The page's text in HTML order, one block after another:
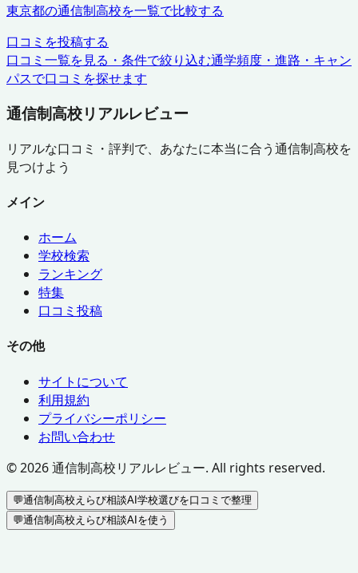
東京都の通信制高校を一覧で比較する
口コミを投稿する
口コミ一覧を見る・条件で絞り込む通学頻度・進路・キャン
パスで口コミを探せます
通信制高校リアルレビュー
リアルな口コミ・評判で、あなたに本当に合う通信制高校を
見つけよう
メイン
ホーム
学校検索
ランキング
特集
口コミ投稿
その他
サイトについて
利用規約
プライバシーポリシー
お問い合わせ
©2026通信制高校リアルレビュー. All rights reserved.
💬通信制高校えらび相談AI学校選びを口コミで整理
💬通信制高校えらび相談AIを使う